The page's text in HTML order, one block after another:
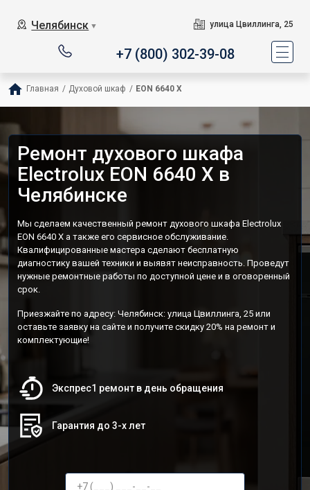
Челябинск ▼ улица Цвиллинга, 25
+7 (800) 302-39-08
Главная / Духовой шкаф / EON 6640 X
Ремонт духового шкафа
Electrolux EON 6640 X в
Челябинске
Мы сделаем качественный ремонт духового шкафа Electrolux
EON 6640 X а также его сервисное обслуживание.
Квалифицированные мастера сделают бесплатную
диагностику вашей техники и выявят неисправность. Проведут
нужные ремонтные работы по доступной цене и в оговоренный
срок.
Приезжайте по адресу: Челябинск: улица Цвиллинга, 25 или
оставьте заявку на сайте и получите скидку 20% на ремонт и
комплектующие!
Экспрес1 ремонт в день обращения
Гарантия до 3-х лет